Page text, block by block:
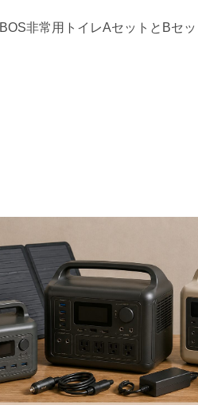
BOS非常用トイレAセットとBセ